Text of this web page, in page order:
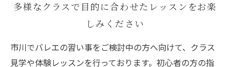
多様なクラスで目的に合わせたレッスンをお楽
しみください
市川でバレエの習い事をご検討中の方へ向けて、クラス
見学や体験レッスンを行っております。初心者の方の指